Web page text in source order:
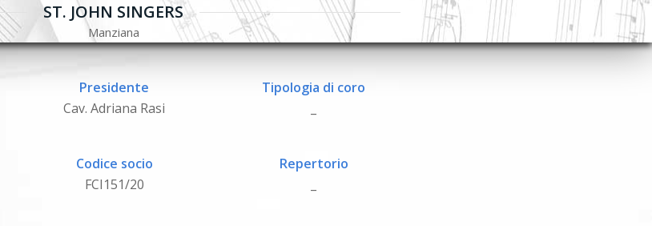
ST. JOHN SINGERS
Manziana
Presidente
Cav. Adriana Rasi
Codice socio
FCI151/20
Tipologia di coro
Repertorio